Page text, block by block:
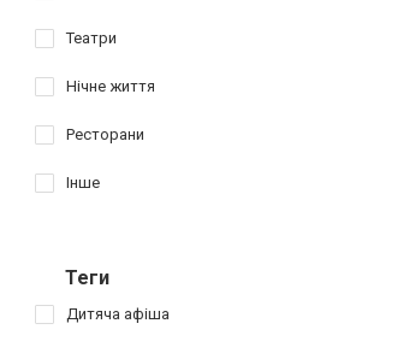
Театри
Нічне життя
Ресторани
Інше
Теги
Дитяча афіша